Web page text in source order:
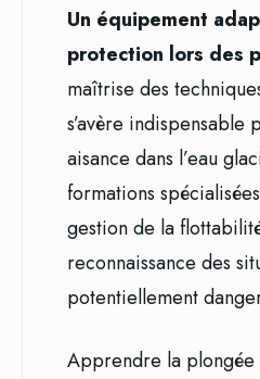
Un équipement
protection lors des
maîtrise des
s’avère indispensable
aisance dans l’eau
formations
gestion de la
reconnaissance des
potentiellement
Apprendre la plongée